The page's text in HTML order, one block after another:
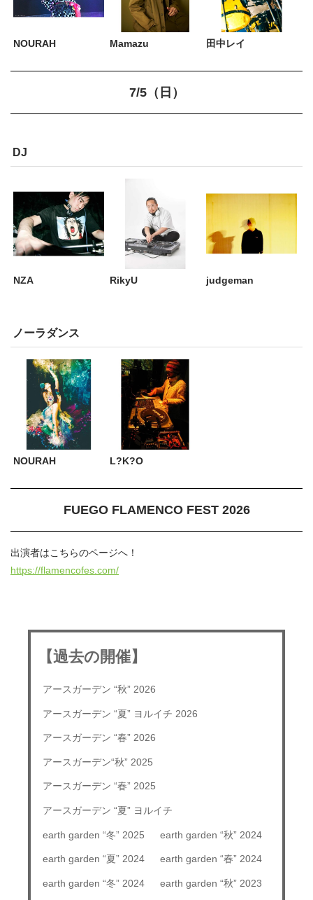
NOURAH Mamazu 田中レイ
7/5（日）
DJ
NZA RikyU judgeman
ノーラダンス
NOURAH L?K?O
FUEGO FLAMENCO FEST 2026
出演者はこちらのページへ！
https://flamencofes.com/
【過去の開催】
アースガーデン “秋” 2026
アースガーデン “夏” ヨルイチ 2026
アースガーデン “春” 2026
アースガーデン“秋” 2025
アースガーデン “春” 2025
アースガーデン “夏” ヨルイチ
earth garden “冬” 2025 earth garden “秋” 2024
earth garden “夏” 2024 earth garden “春” 2024
earth garden “冬” 2024 earth garden “秋” 2023